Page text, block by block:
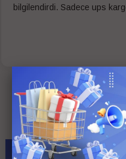
bilgilendirdi. Sadece ups